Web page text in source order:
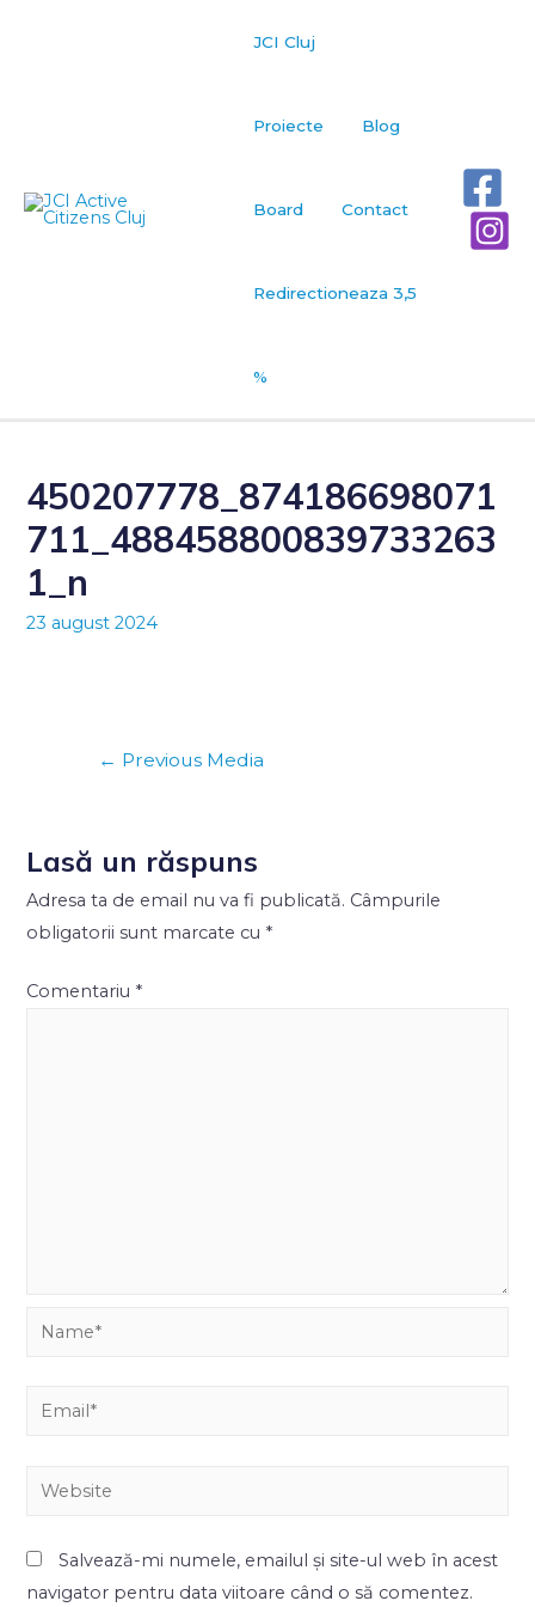
JCI Cluj
Proiecte Blog
Board Contact
Redirectioneaza 3,5
%
450207778_874186698071
711_488458800839733263
1_n
23 august 2024
Navigare
← Previous Media
Lasă un răspuns
Adresa ta de email nu va fi publicată. Câmpurile
obligatorii sunt marcate cu *
Comentariu *
Name*
Email*
Website
Salvează-mi numele, emailul și site-ul web în acest
navigator pentru data viitoare când o să comentez.